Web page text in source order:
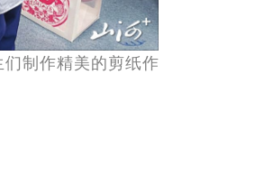
制作精美的剪纸作